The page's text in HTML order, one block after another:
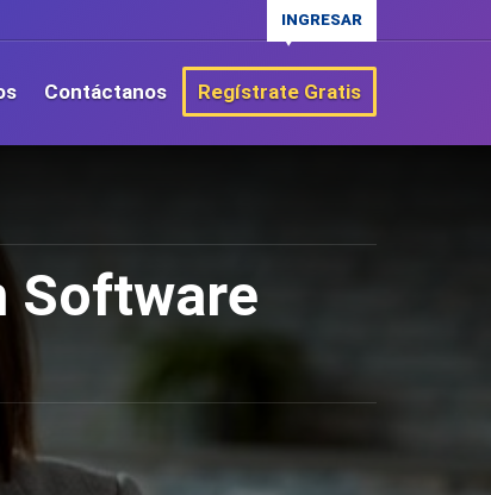
INGRESAR
Contáctanos Regístrate Gratis
Software